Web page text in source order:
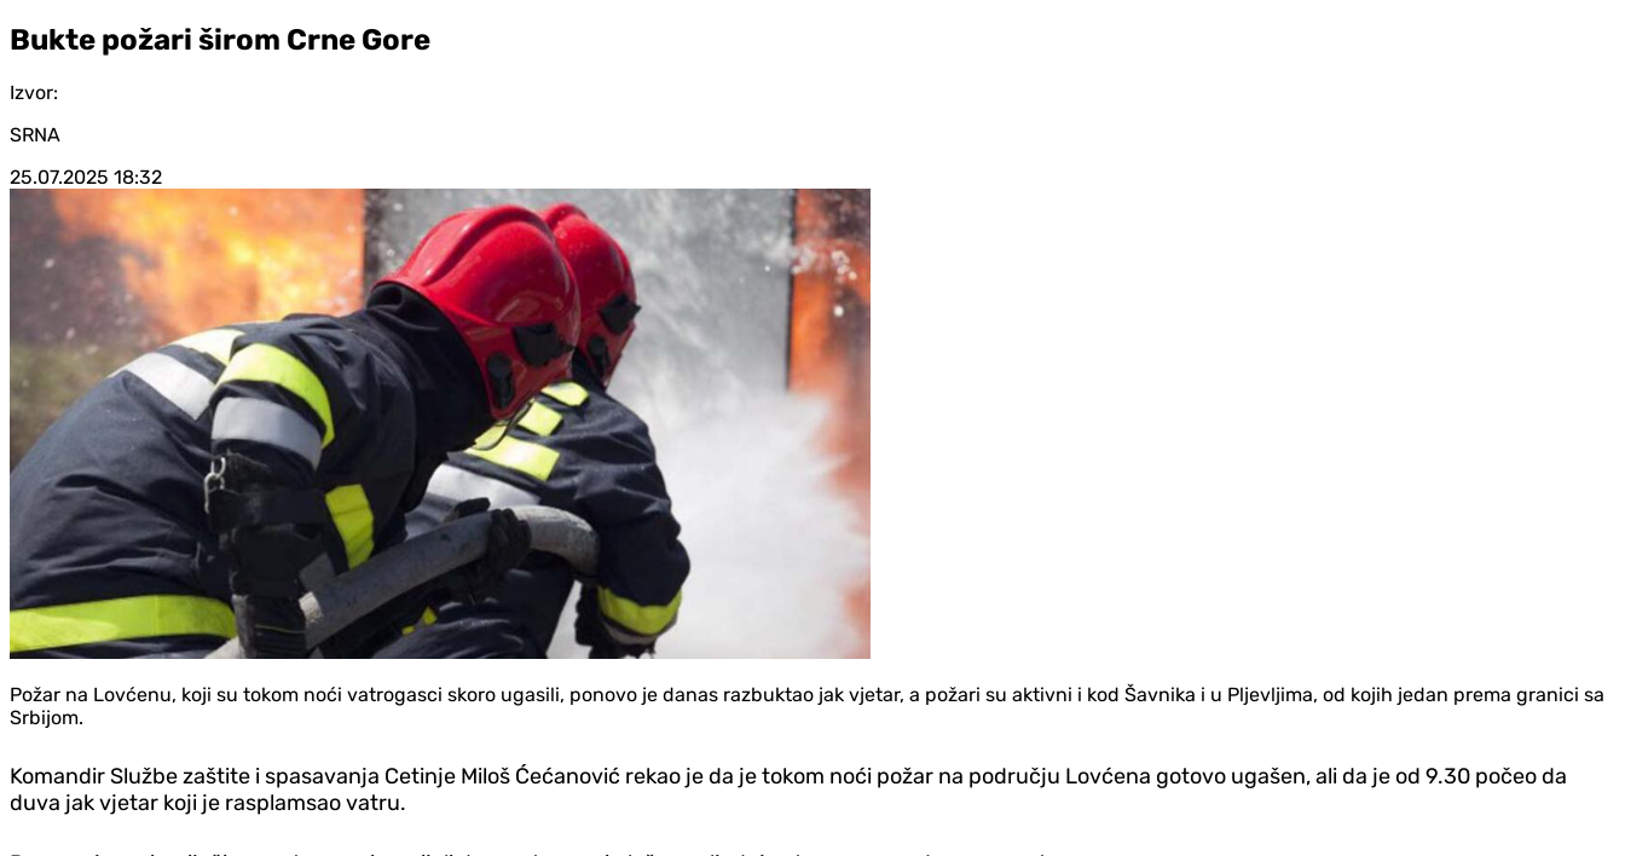
Bukte požari širom Crne Gore
Izvor:
SRNA
25.07.2025 18:32
Požar na Lovćenu, koji su tokom noći vatrogasci skoro ugasili, ponovo je danas razbuktao jak vjetar, a požari su aktivni i kod Šavnika i u Pljevljima, od kojih jedan prema granici sa
Srbijom.
Komandir Službe zaštite i spasavanja Cetinje Miloš Ćećanović rekao je da je tokom noći požar na području Lovćena gotovo ugašen, ali da je od 9.30 počeo da
duva jak vjetar koji je rasplamsao vatru.